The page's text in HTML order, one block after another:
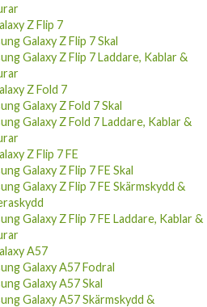
Z Flip 7
Galaxy Z Flip 7 Skal
Galaxy Z Flip 7 Laddare, Kablar &
Z Fold 7
Galaxy Z Fold 7 Skal
Galaxy Z Fold 7 Laddare, Kablar &
Z Flip 7 FE
Galaxy Z Flip 7 FE Skal
Galaxy Z Flip 7 FE Skärmskydd &
Galaxy Z Flip 7 FE Laddare, Kablar &
A57
Galaxy A57 Fodral
Galaxy A57 Skal
Galaxy A57 Skärmskydd &